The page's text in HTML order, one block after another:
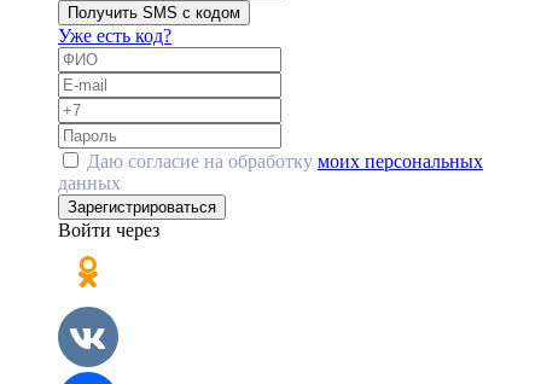
Получить SMS с кодом
Уже есть код?
Даю согласие на обработку моих персональных
данных
Зарегистрироваться
Войти через